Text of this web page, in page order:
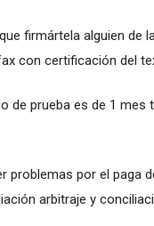
firmártela alguien de
con certificación del
de prueba es de 1 mes
problemas por el paga
arbitraje y